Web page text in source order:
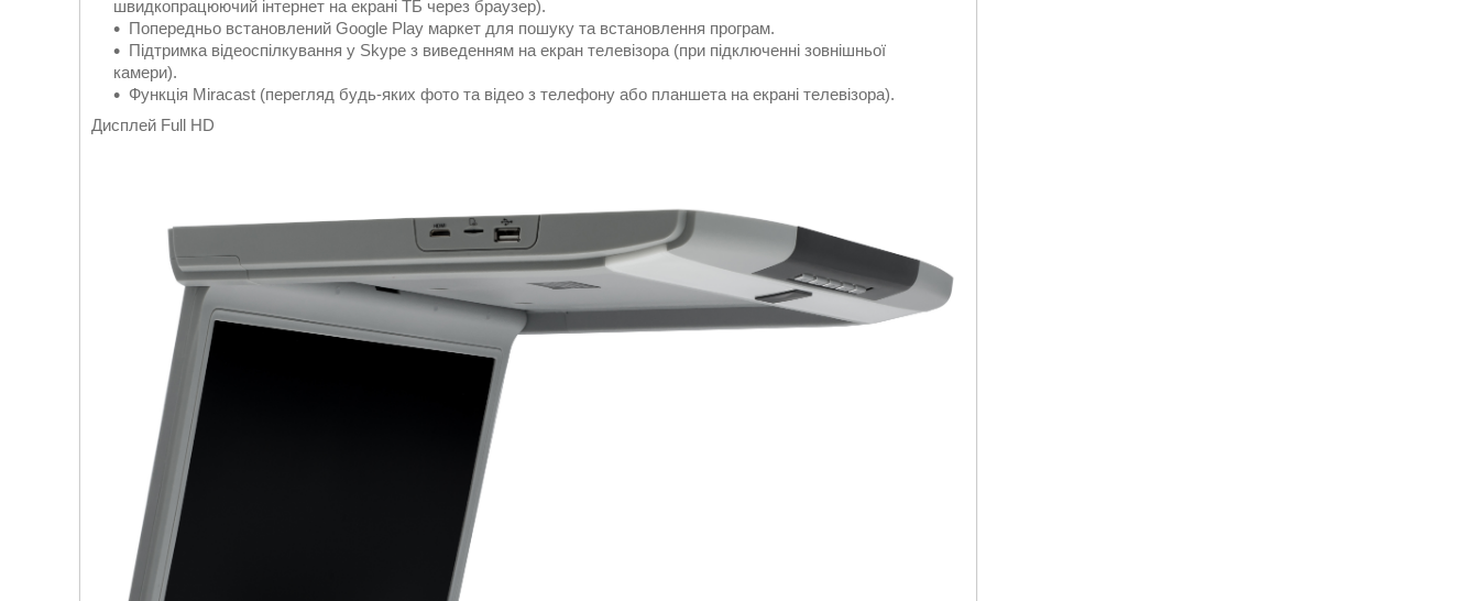
швидкопрацюючий інтернет на екрані ТБ через браузер).
Попередньо встановлений Google Play маркет для пошуку та встановлення програм.
Підтримка відеоспілкування у Skype з виведенням на екран телевізора (при підключенні зовнішньої
камери).
Функція Miracast (перегляд будь-яких фото та відео з телефону або планшета на екрані телевізора).
Дисплей Full HD